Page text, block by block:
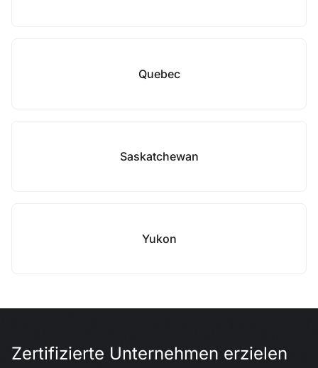
Quebec
Saskatchewan
Yukon
Zertifizierte Unternehmen erzielen